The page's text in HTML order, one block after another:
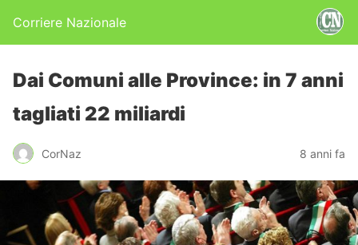
Corriere Nazionale
Dai Comuni alle Province: in 7 anni
tagliati 22 miliardi
CorNaz 8 anni fa